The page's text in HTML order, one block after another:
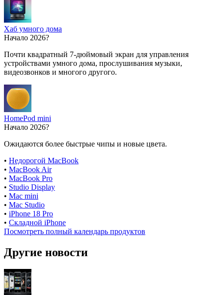
Хаб умного дома
Начало 2026?
Почти квадратный 7-дюймовый экран для управления
устройствами умного дома, прослушивания музыки,
видеозвонков и многого другого.
HomePod mini
Начало 2026?
Ожидаются более быстрые чипы и новые цвета.
• Недорогой MacBook
• MacBook Air
• MacBook Pro
• Studio Display
• Mac mini
• Mac Studio
• iPhone 18 Pro
• Складной iPhone
Посмотреть полный календарь продуктов
Другие новости